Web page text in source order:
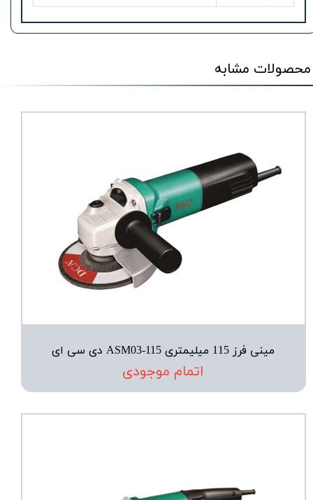
محصولات مشابه
مینی فرز 115 میلیمتری ASM03-115 دی سی ای
اتمام موجودی